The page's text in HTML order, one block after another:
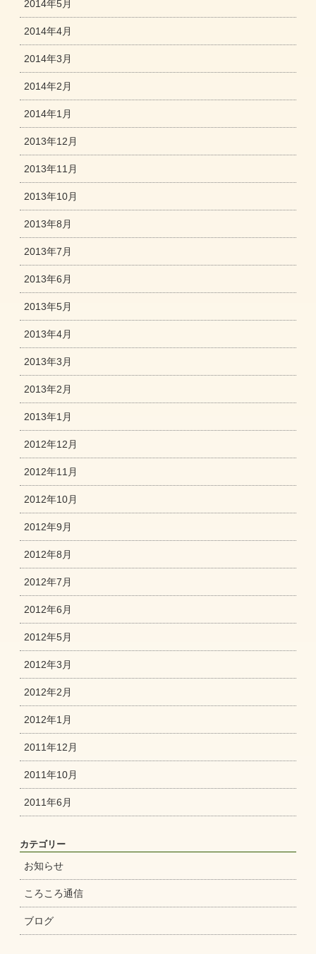
2014年5月
2014年4月
2014年3月
2014年2月
2014年1月
2013年12月
2013年11月
2013年10月
2013年8月
2013年7月
2013年6月
2013年5月
2013年4月
2013年3月
2013年2月
2013年1月
2012年12月
2012年11月
2012年10月
2012年9月
2012年8月
2012年7月
2012年6月
2012年5月
2012年3月
2012年2月
2012年1月
2011年12月
2011年10月
2011年6月
カテゴリー
お知らせ
ころころ通信
ブログ